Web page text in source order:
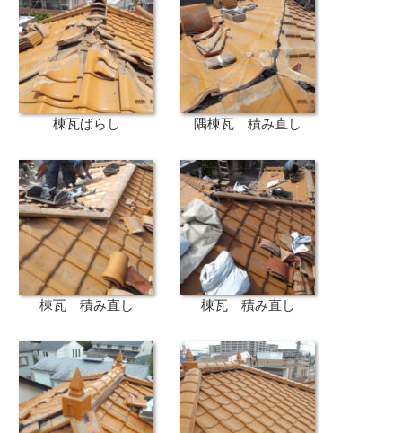
棟瓦ばらし 隅棟瓦 積み直し
棟瓦 積み直し 棟瓦 積み直し